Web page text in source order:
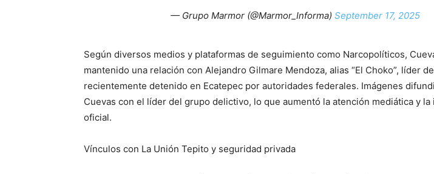
— Grupo Marmor (@Marmor_Informa) September 17, 2025
Según diversos medios y plataformas de seguimiento como Narcopolíticos,
mantenido una relación con Alejandro Gilmare Mendoza, alias “El Choko”, líder
recientemente detenido en Ecatepec por autoridades federales. Imágenes
Cuevas con el líder del grupo delictivo, lo que aumentó la atención mediática y la
oficial.
Vínculos con La Unión Tepito y seguridad privada